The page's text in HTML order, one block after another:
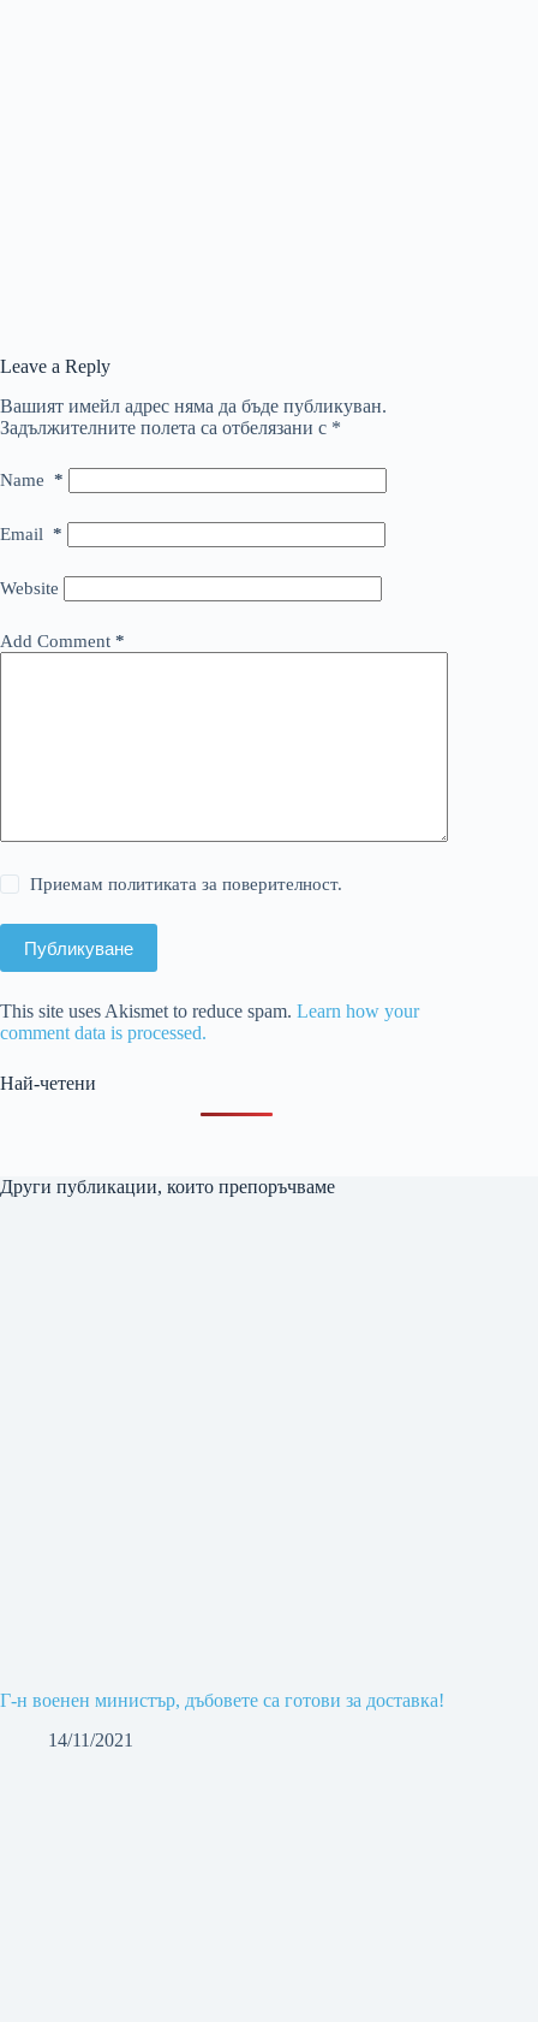
Leave a Reply
Вашият имейл адрес няма да бъде публикуван.
Задължителните полета са отбелязани с *
Name *
Email *
Website
Add Comment *
Приемам политиката за поверителност.
Публикуване
This site uses Akismet to reduce spam. Learn how your
comment data is processed.
Най-четени
Други публикации, които препоръчваме
Г-н военен министър, дъбовете са готови за доставка!
14/11/2021